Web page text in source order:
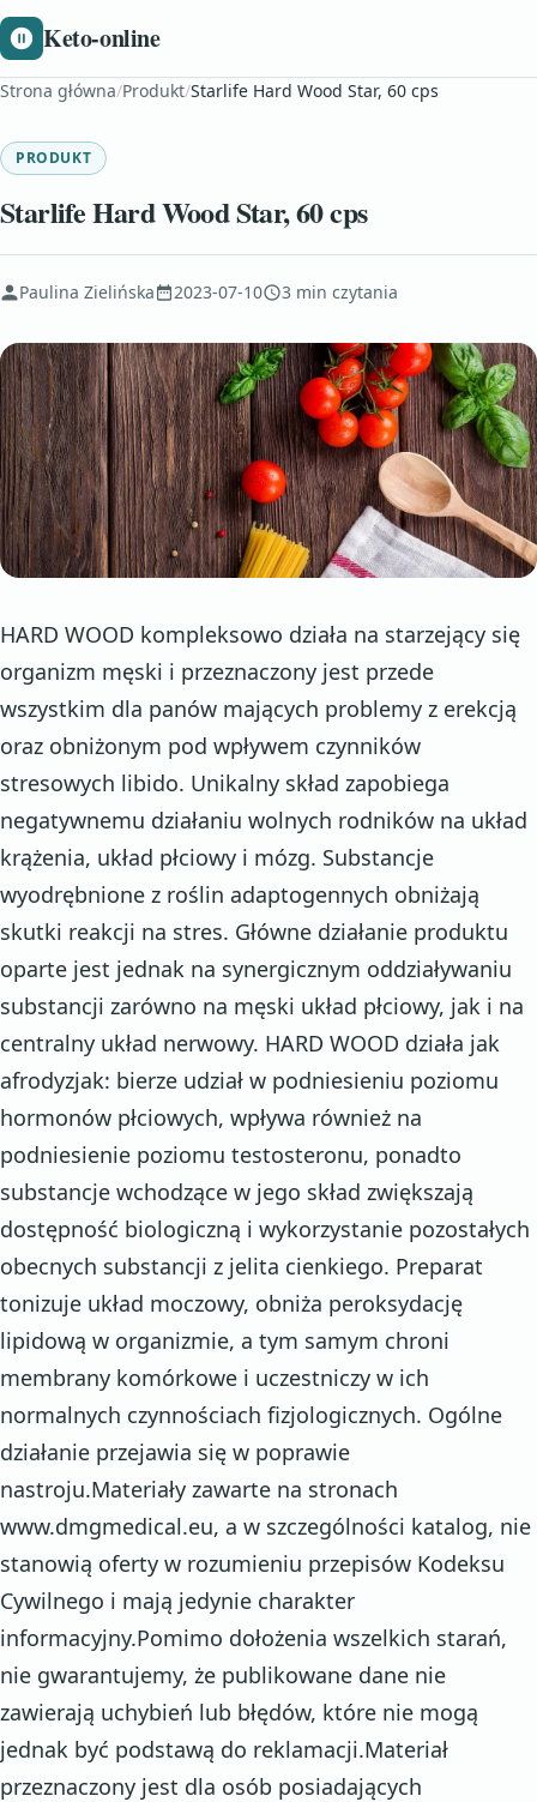
Keto-online
Strona główna/Produkt/Starlife Hard Wood Star, 60 cps
PRODUKT
Starlife Hard Wood Star, 60 cps
Paulina Zielińska 2023-07-10 3 min czytania
HARD WOOD kompleksowo działa na starzejący się
organizm męski i przeznaczony jest przede
wszystkim dla panów mających problemy z erekcją
oraz obniżonym pod wpływem czynników
stresowych libido. Unikalny skład zapobiega
negatywnemu działaniu wolnych rodników na układ
krążenia, układ płciowy i mózg. Substancje
wyodrębnione z roślin adaptogennych obniżają
skutki reakcji na stres. Główne działanie produktu
oparte jest jednak na synergicznym oddziaływaniu
substancji zarówno na męski układ płciowy, jak i na
centralny układ nerwowy. HARD WOOD działa jak
afrodyzjak: bierze udział w podniesieniu poziomu
hormonów płciowych, wpływa również na
podniesienie poziomu testosteronu, ponadto
substancje wchodzące w jego skład zwiększają
dostępność biologiczną i wykorzystanie pozostałych
obecnych substancji z jelita cienkiego. Preparat
tonizuje układ moczowy, obniża peroksydację
lipidową w organizmie, a tym samym chroni
membrany komórkowe i uczestniczy w ich
normalnych czynnościach fizjologicznych. Ogólne
działanie przejawia się w poprawie
nastroju.Materiały zawarte na stronach
www.dmgmedical.eu, a w szczególności katalog, nie
stanowią oferty w rozumieniu przepisów Kodeksu
Cywilnego i mają jedynie charakter
informacyjny.Pomimo dołożenia wszelkich starań,
nie gwarantujemy, że publikowane dane nie
zawierają uchybień lub błędów, które nie mogą
jednak być podstawą do reklamacji.Materiał
przeznaczony jest dla osób posiadających